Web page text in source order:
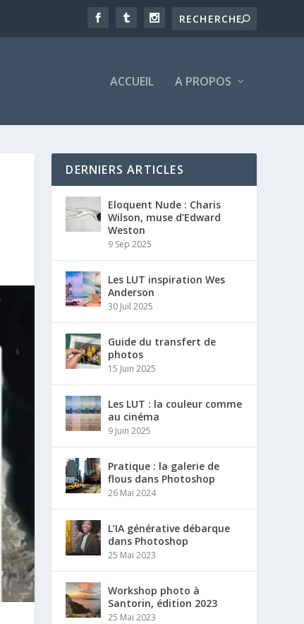
ACCUEIL A PROPOS
DERNIERS ARTICLES
Eloquent Nude : Charis
Wilson, muse d’Edward
Weston
9 Sep 2025
Les LUT inspiration Wes
Anderson
30 Juil 2025
Guide du transfert de
photos
15 Juin 2025
Les LUT : la couleur comme
au cinéma
9 Juin 2025
Pratique : la galerie de
flous dans Photoshop
26 Mai 2024
L’IA générative débarque
dans Photoshop
25 Mai 2023
Workshop photo à
Santorin, édition 2023
25 Mai 2023